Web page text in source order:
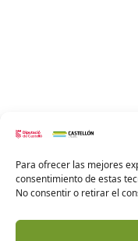
Para ofrecer las mejores
consentimiento de estas
No consentir o retirar el